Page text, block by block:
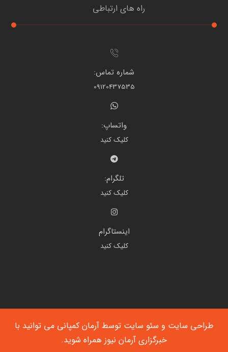
راه های ارتباطی
شماره تماس:
09120437535
واتساپ:
کلیک کنید
تلگرام:
کلیک کنید
اینستاگرام
کلیک کنید
طراحی سایت و سئو سایت توسط آرمان کمپانی می توانید با
خبرگزاری آرمان نیوز همراه شوید.